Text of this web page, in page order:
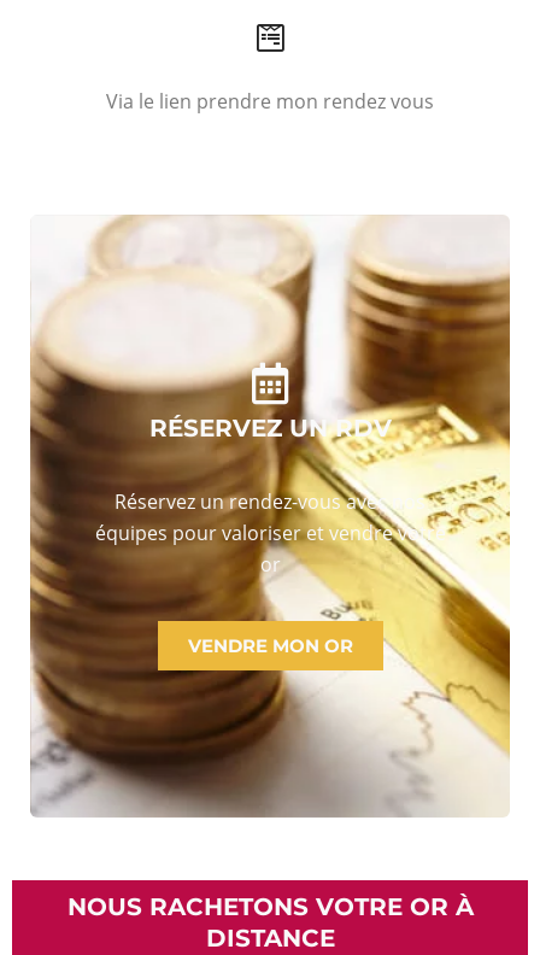
Via le lien prendre mon rendez vous
RÉSERVEZ UN RDV
Réservez un rendez-vous avec nos
équipes pour valoriser et vendre votre
or
VENDRE MON OR
NOUS RACHETONS VOTRE OR À
DISTANCE